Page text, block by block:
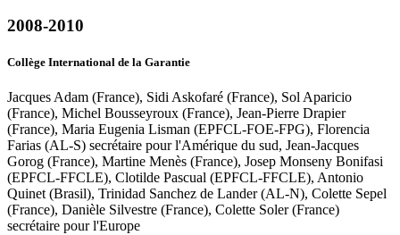
2008-2010
Collège International de la Garantie
Jacques Adam (France), Sidi Askofaré (France), Sol Aparicio
(France), Michel Bousseyroux (France), Jean-Pierre Drapier
(France), Maria Eugenia Lisman (EPFCL-FOE-FPG), Florencia
Farias (AL-S) secrétaire pour l'Amérique du sud, Jean-Jacques
Gorog (France), Martine Menès (France), Josep Monseny Bonifasi
(EPFCL-FFCLE), Clotilde Pascual (EPFCL-FFCLE), Antonio
Quinet (Brasil), Trinidad Sanchez de Lander (AL-N), Colette Sepel
(France), Danièle Silvestre (France), Colette Soler (France)
secrétaire pour l'Europe